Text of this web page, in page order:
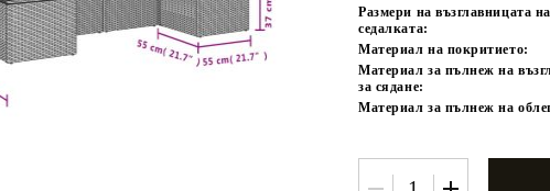
Размери на възглавницата на
седалката:
Материал на покритието:
Материал за пълнеж на
за сядане:
Материал за пълнеж на